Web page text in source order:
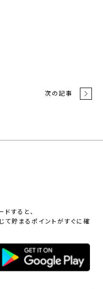
次の記事
すると、
貯まるポイントがすぐに確